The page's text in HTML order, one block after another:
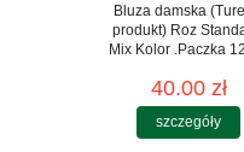
Bluza damska
produkt) Roz
Mix Kolor .Paczka
40.00 zł
szczegóły